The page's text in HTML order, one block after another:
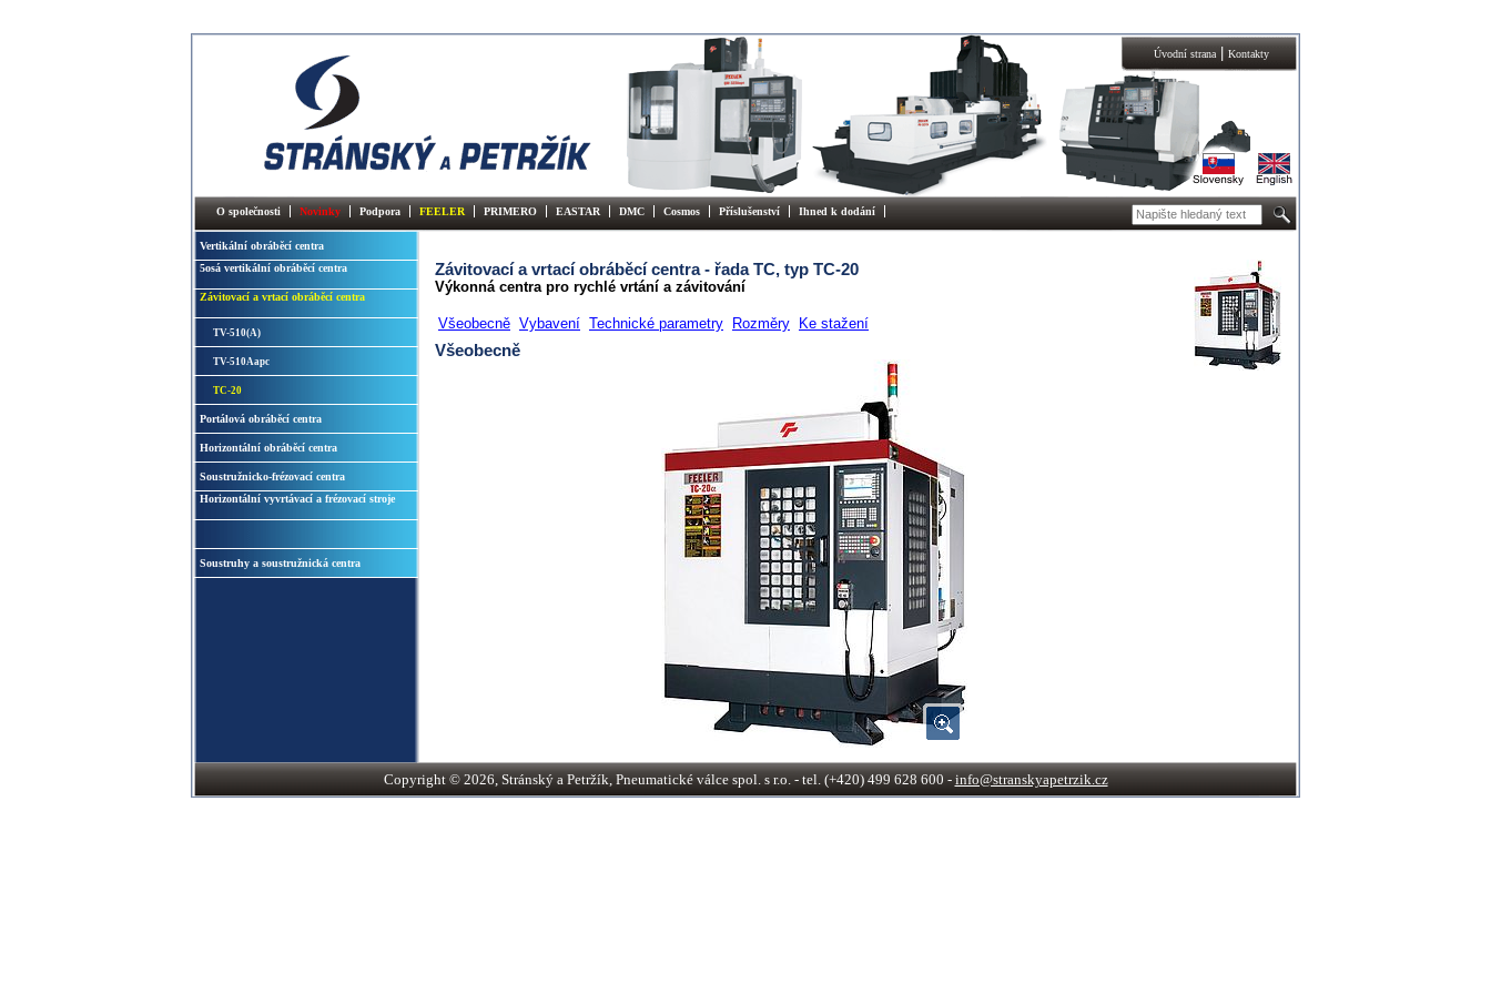
Úvodní strana| Kontakty
O společnosti Novinky Podpora FEELER PRIMERO EASTAR DMC Cosmos Příslušenství Ihned k dodání
Vertikální obráběcí centra
5osá vertikální obráběcí centra
Závitovací a vrtací obráběcí centra
TV-510(A)
TV-510Aapc
TC-20
Portálová obráběcí centra
Horizontální obráběcí centra
Soustružnicko-frézovací centra
Horizontální vyvrtávací a frézovací stroje
Soustruhy a soustružnická centra
Závitovací a vrtací obráběcí centra - řada TC, typ TC-20
Výkonná centra pro rychlé vrtání a závitování
Všeobecně Vybavení Technické parametry Rozměry Ke stažení
Všeobecně
Copyright © 2026, Stránský a Petržík, Pneumatické válce spol. s r.o. - tel. (+420) 499 628 600 - info@stranskyapetrzik.cz